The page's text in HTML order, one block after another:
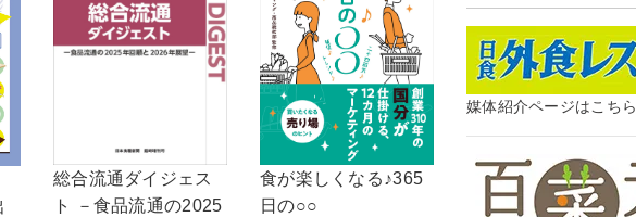
総合流通ダイジェス
ト －食品流通の2025
食が楽しくなる♪365
日の○○
媒体紹介ページはこちら